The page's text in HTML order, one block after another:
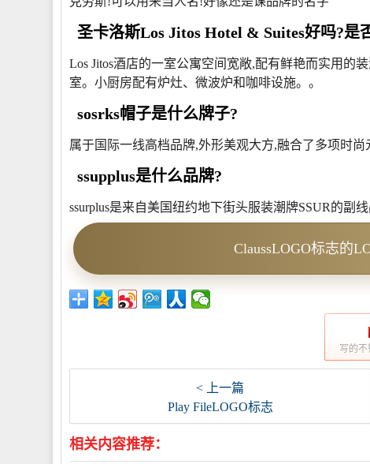
圣卡洛斯Los Jitos Hotel & Suites好吗?是
Los Jitos酒店的一室公寓空间宽敞,配有鲜艳而实用的
室。小厨房配有炉灶、微波炉和咖啡设施。。
sosrks帽子是什么牌子?
属于国际一线高档品牌,外形美观大方,融合了多项时尚
ssupplus是什么品牌?
ssurplus是来自美国纽约地下街头服装潮牌SSUR的副
ClaussLOGO标志的
写的不
< 上一篇
Play FileLOGO标志
相关内容推荐：